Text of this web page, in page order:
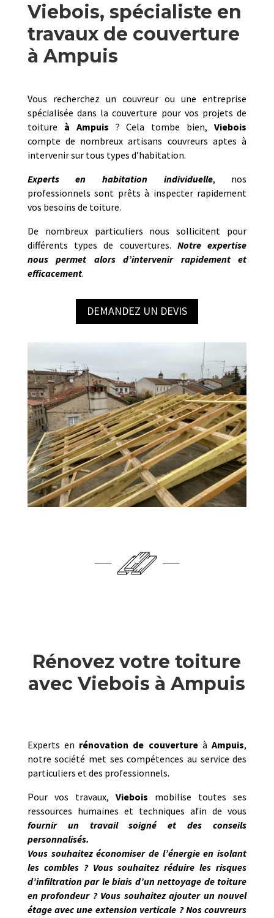
Viebois, spécialiste en
travaux de couverture
à Ampuis
Vous recherchez un couvreur ou une entreprise
spécialisée dans la couverture pour vos projets de
toiture à Ampuis ? Cela tombe bien,Viebois
compte de nombreux artisans couvreurs aptes à
intervenir sur tous types d’habitation.
Experts en habitation individuelle, nos
professionnels sont prêts à inspecter rapidement
vos besoins de toiture.
De nombreux particuliers nous sollicitent pour
différents types de couvertures. Notre expertise
nous permet alors d’intervenir rapidement et
efficacement.
DEMANDEZ UN DEVIS
Rénovez votre toiture
avec Viebois à Ampuis
Experts en rénovation de couvertureàAmpuis,
notre société met ses compétences au service des
particuliers et des professionnels.
Pour vos travaux, Viebois mobilise toutes ses
ressources humaines et techniques afin de vous
fournir un travail soigné et des conseils
personnalisés.
Vous souhaitez économiser de l’énergie en isolant
les combles ? Vous souhaitez réduire les risques
d’infiltration par le biais d’un nettoyage de toiture
en profondeur ? Vous souhaitez ajouter un nouvel
étage avec une extension verticale ? Noscouvreurs